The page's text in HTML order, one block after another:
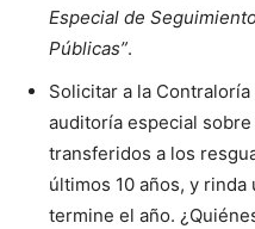
Especial de
Públicas”.
Solicitar a la
auditoría especial
transferidos a los
últimos 10 años, y
termine el año.